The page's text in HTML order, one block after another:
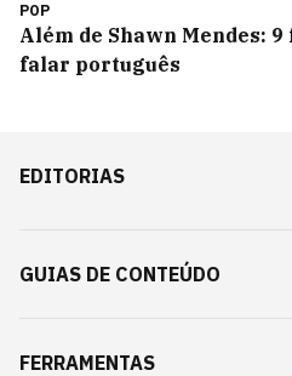
POP
Além de Shawn Mendes: 9
falar português
EDITORIAS
GUIAS DE CONTEÚDO
FERRAMENTAS